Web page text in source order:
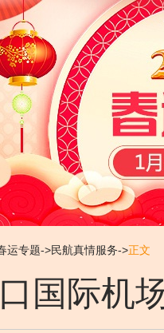
运专题->民航真情服务->正文
国际机